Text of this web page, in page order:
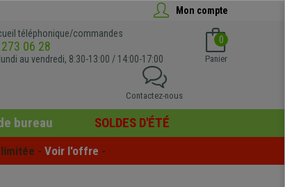
Mon compte
téléphonique/commandes
06 28
au vendredi, 8:30-13:00 / 14:00-17:00
0
Panier
Contactez-nous
bureau SOLDES D'ÉTÉ
- Voir l'offre -